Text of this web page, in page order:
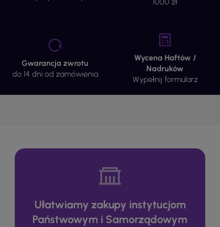
Gwarancja zwrotu
do 14 dni od zamówienia
Wycena Haftów /
Nadruków
Wypełnij formularz
Ułatwiamy zakupy instytucjom
Państwowym i Samorządowym